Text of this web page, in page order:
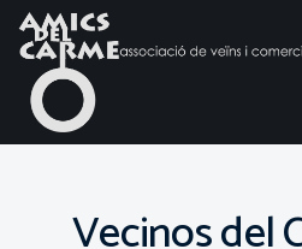
Vecinos del